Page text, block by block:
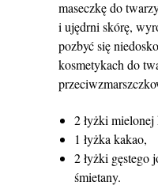
maseczkę do
i ujędrni skórę,
pozbyć się
kosmetykach do
2 łyżki mielonej
1 łyżka kakao,
2 łyżki gęstego
śmietany.